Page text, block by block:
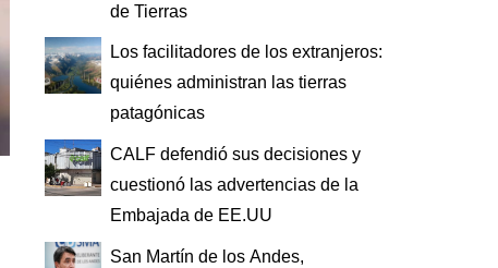
de Tierras
Los facilitadores de los extranjeros:
quiénes administran las tierras
patagónicas
CALF defendió sus decisiones y
cuestionó las advertencias de la
Embajada de EE.UU
San Martín de los Andes,